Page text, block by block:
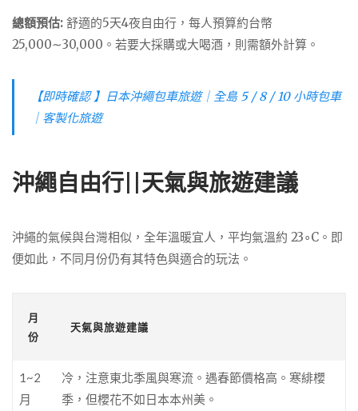
總額預估: 舒適的5天4夜自由行，每人預算約台幣
25,000∼30,000 。若要大採購或大喝酒，則需額外計算。
【即時確認 】日本沖繩包車旅遊｜全島 5 / 8 / 10 小時包車
｜客製化旅遊
沖繩自由行||天氣與旅遊建議
沖繩的氣候與台灣相似，全年溫暖宜人，平均氣溫約 23∘C 。即
便如此，不同月份仍有其特色與適合的玩法。
月
份
天氣與旅遊建議
1~2
月
冷，注意東北季風與寒流。遇春節價格高。寒緋櫻
季，但櫻花不如日本本州美。